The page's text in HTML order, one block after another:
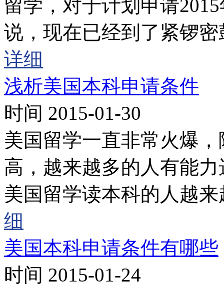
留学，对于计划申请
说，现在已经到了紧锣
详细
浅析美国本科申请条件
时间 2015-01-30
美国留学一直非常火爆
高，越来越多的人有能
美国留学读本科的人越
细
美国本科申请条件有哪些
时间 2015-01-24